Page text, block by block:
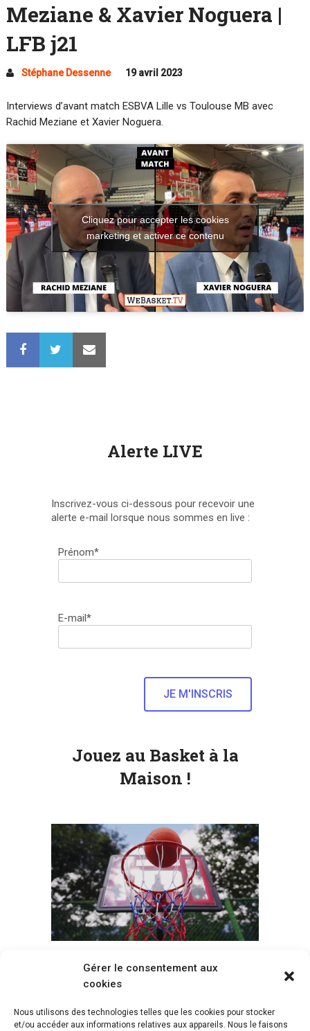
Gérer le consentement aux
cookies
Nous utilisons des technologies telles que les cookies pour stocker
et/ou accéder aux informations relatives aux appareils. Nous le faisons
Meziane & Xavier Noguera |
LFB j21
Stéphane Dessenne 19 avril 2023
Interviews d’avant match ESBVA Lille vs Toulouse MB avec
Rachid Meziane et Xavier Noguera.
Cliquez pour accepter les cookies
marketing et activer ce contenu
Alerte LIVE
Inscrivez-vous ci-dessous pour recevoir une
alerte e-mail lorsque nous sommes en live :
Prénom*
E-mail*
Jouez au Basket à la
Maison !
Voir tous les paniers